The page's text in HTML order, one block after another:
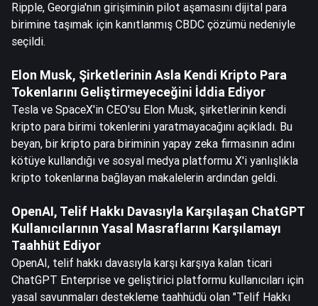
Ripple, Georgia'nın girişiminin pilot aşamasını dijital para
birimine taşımak için kanıtlanmış CBDC çözümü nedeniyle
seçildi.
Elon Musk, Şirketlerinin Asla Kendi Kripto Para
Tokenlarını Geliştirmeyeceğini İddia Ediyor
Tesla ve SpaceX'in CEO'su Elon Musk, şirketlerinin kendi
kripto para birimi tokenlerini yaratmayacağını açıkladı. Bu
beyan, bir kripto para biriminin yapay zeka firmasının adını
kötüye kullandığı ve sosyal medya platformu X'i yanlışlıkla
kripto tokenlarına bağlayan makalelerin ardından geldi.
OpenAI, Telif Hakkı Davasıyla Karşılaşan ChatGPT
Kullanıcılarının Yasal Masraflarını Karşılamayı
Taahhüt Ediyor
OpenAI, telif hakkı davasıyla karşı karşıya kalan ticari
ChatGPT Enterprise ve geliştirici platformu kullanıcıları için
yasal savunmaları destekleme taahhüdü olan "Telif Hakkı